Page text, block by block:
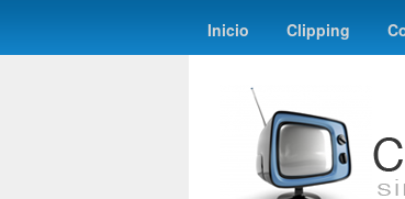
Inicio Clipping